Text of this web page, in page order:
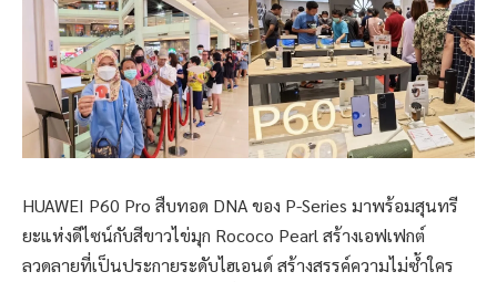
HUAWEI P60 Pro สืบทอด DNA ของ P-Series มาพร้อมสุนทรี
ยะแห่งดีไซน์กับสีขาวไข่มุก Rococo Pearl สร้างเอฟเฟกต์
ลวดลายที่เป็นประกายระดับไฮเอนด์ สร้างสรรค์ความไม่ซ้ำใคร